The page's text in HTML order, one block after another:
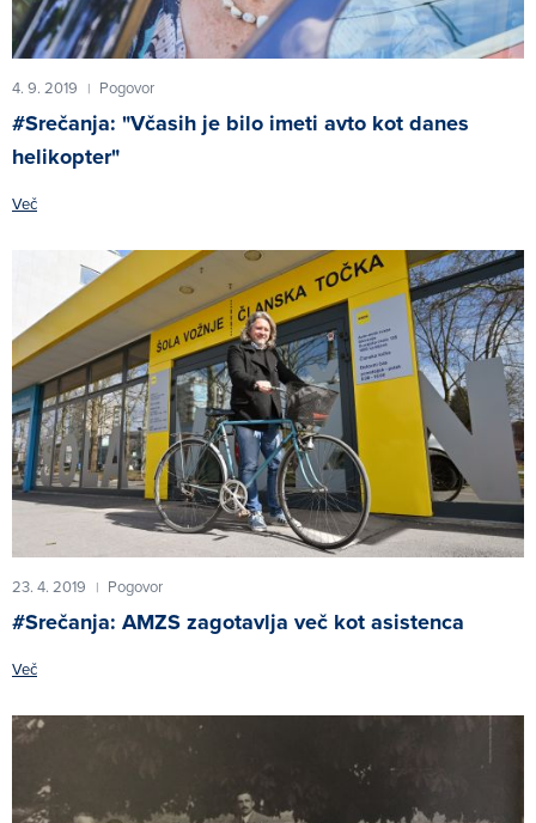
4. 9. 2019 | Pogovor
#Srečanja: "Včasih je bilo imeti avto kot danes
helikopter"
Več
23. 4. 2019 | Pogovor
#Srečanja: AMZS zagotavlja več kot asistenca
Več